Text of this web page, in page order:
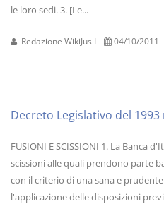
le loro sedi. 3. [Le...
Redazione WikiJus I 04/10/2011
Decreto Legislativo del
FUSIONI E SCISSIONI 1. La Banca
scissioni alle quali prendono parte
con il criterio di una sana e
l'applicazione delle disposizioni